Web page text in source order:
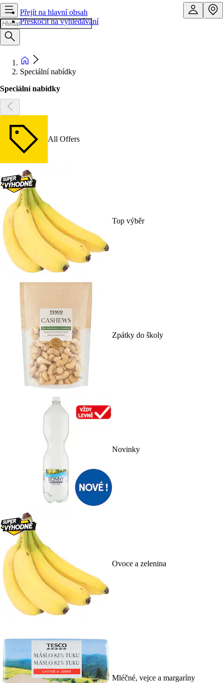
Přejít na hlavní obsah
Přeskočit na vyhledávání
Speciální nabídky
Speciální nabídky
All Offers
Top výběr
Zpátky do školy
Novinky
Ovoce a zelenina
Mléčné, vejce a margaríny